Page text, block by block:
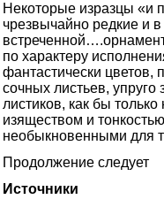
Некоторые изразцы «и
чрезвычайно редкие и
по характеру
фантастически цветов,
сочных листьев,
листиков, как бы
изяществом и
необыкновенными для
Продолжение следует
Источники